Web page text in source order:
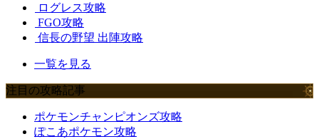
ログレス攻略
FGO攻略
信長の野望 出陣攻略
一覧を見る
注目の攻略記事
ポケモンチャンピオンズ攻略
ぽこあポケモン攻略